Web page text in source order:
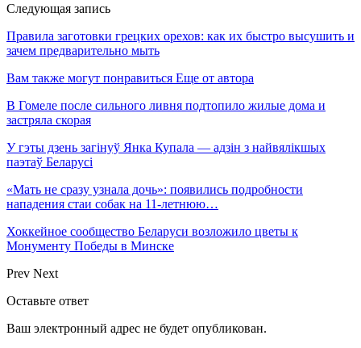
Следующая запись
Правила заготовки грецких орехов: как их быстро высушить и
зачем предварительно мыть
Вам также могут понравиться Еще от автора
В Гомеле после сильного ливня подтопило жилые дома и
застряла скорая
У гэты дзень загінуў Янка Купала — адзін з найвялікшых
паэтаў Беларусі
«Мать не сразу узнала дочь»: появились подробности
нападения стаи собак на 11-летнюю…
Хоккейное сообщество Беларуси возложило цветы к
Монументу Победы в Минске
Prev Next
Оставьте ответ
Ваш электронный адрес не будет опубликован.